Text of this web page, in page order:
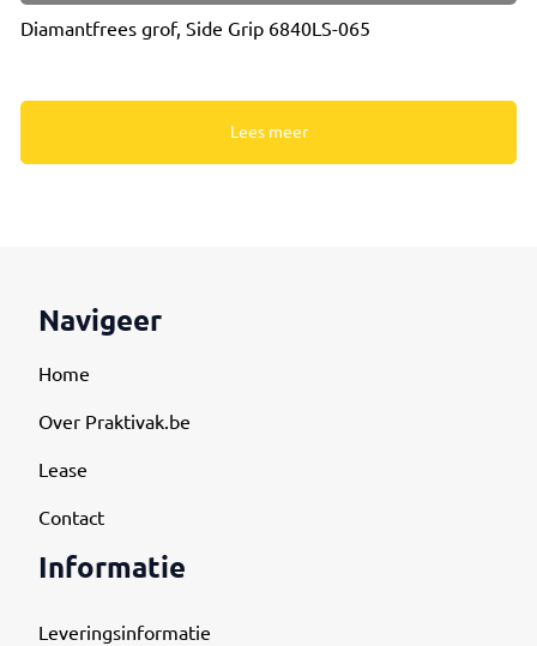
Diamantfrees grof, Side Grip 6840LS-065
Lees meer
Navigeer
Home
Over Praktivak.be
Lease
Contact
Informatie
Leveringsinformatie